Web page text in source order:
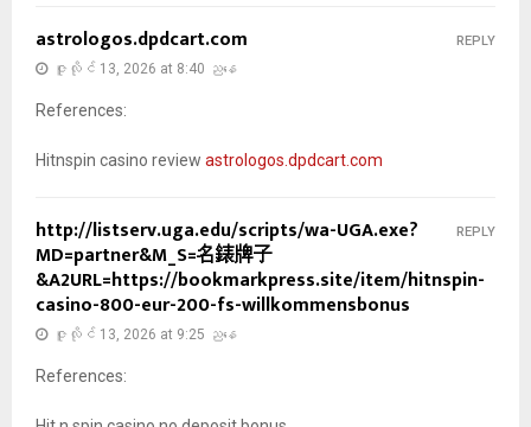
astrologos.dpdcart.com
ဇူလိုင် 13, 2026 at 8:40 ညနေ
References:
Hitnspin casino review astrologos.dpdcart.com
REPLY
http://listserv.uga.edu/scripts/wa-UGA.exe?
MD=partner&M_S=名錶牌子
&A2URL=https://bookmarkpress.site/item/hitnspin-
casino-800-eur-200-fs-willkommensbonus
ဇူလိုင် 13, 2026 at 9:25 ညနေ
References:
REPLY